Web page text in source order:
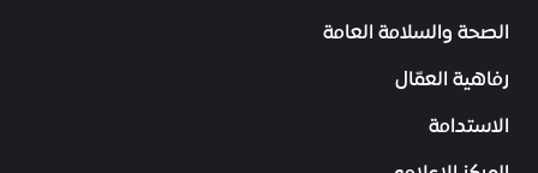
الصحة والسلامة العامة
رفاهية العمّال
الاستدامة